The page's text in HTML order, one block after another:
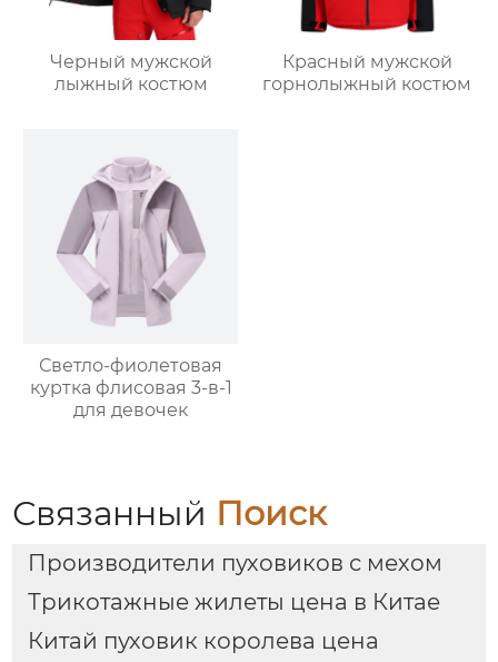
Черный мужской
лыжный костюм
Красный мужской
горнолыжный костюм
Светло-фиолетовая
куртка флисовая 3-в-1
для девочек
Связанный Поиск
Производители пуховиков с мехом
Трикотажные жилеты цена в Китае
Китай пуховик королева цена